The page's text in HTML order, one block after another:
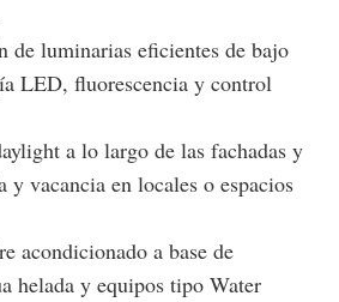
luminarias eficientes de bajo
LED, fluorescencia y control
a lo largo de las fachadas y
y vacancia en locales o espacios
a base de
helada y equipos tipo Water